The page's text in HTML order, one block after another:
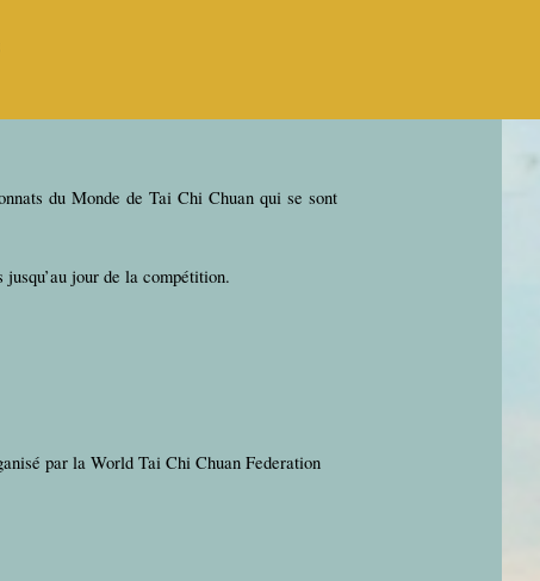
du Monde de Tai Chi Chuan qui se sont
jour de la compétition.
par la World Tai Chi Chuan Federation